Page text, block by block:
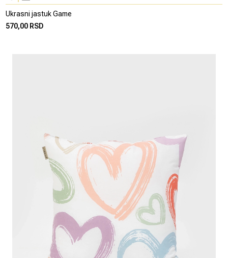
Ukrasni jastuk Game
570,00 RSD